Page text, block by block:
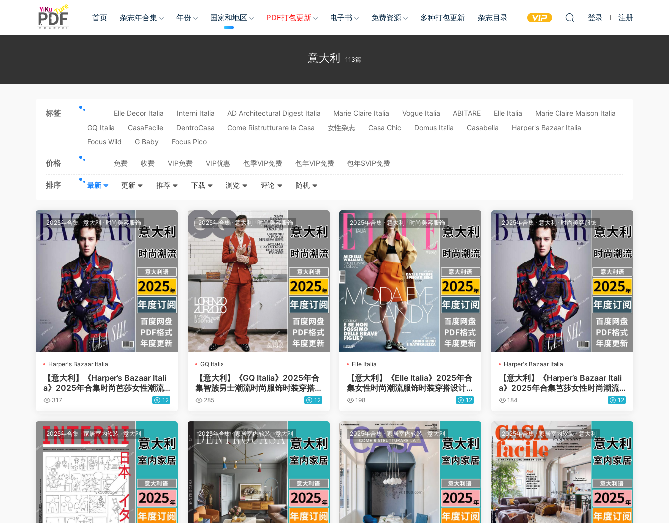
首页 杂志年合集 年份 国家和地区 PDF打包更新 电子书 免费资源 多种打包更新 杂志目录 登录 注册
意大利 113篇
标签 Elle Decor Italia Interni Italia AD Architectural Digest Italia Marie Claire Italia Vogue Italia ABITARE Elle Italia
Marie Claire Maison Italia
GQ Italia
CasaFacile DentroCasa Come Ristrutturare la Casa 女性杂志 Casa Chic Domus Italia Casabella
Harper's Bazaar Italia
Focus Wild
G Baby Focus Pico
价格 免费 收费 VIP免费 VIP优惠 包季VIP免费 包年VIP免费 包年SVIP免费
排序 最新 更新 推荐 下载 浏览 评论 随机
2025年合集·意大利 · 时尚美容服饰
Harper's Bazaar Italia
【意大利】《Harper’s Bazaar Itali
a》2025年合集时尚芭莎女性潮流
时装服饰穿搭pdf杂志（年订阅）
317 12
2025年合集· 意大利 · 时尚美容服饰
GQ Italia
【意大利】《GQ Italia》2025年合
集智族男士潮流时尚服饰时装穿搭
设计杂志pdf电子版（年订阅）
285 12
2025年合集 ·意大利 · 时尚美容服饰
Elle Italia
【意大利】《Elle Italia》2025年合
集女性时尚潮流服饰时装穿搭设计
杂志PDF电子版（年订阅）
198 12
2025年合集·意大利 · 时尚美容服饰
Harper's Bazaar Italia
【意大利】《Harper’s Bazaar Itali
a》2025年合集芭莎女性时尚潮流
服装设计PDF电子版杂志（年订阅）
184 12
2025年合集 · 家居室内软装·意大利 2025年合集·家居室内软装·意大利 2025年合集·家居室内软装· 意大利 2025年合集·家居室内软装·意大利